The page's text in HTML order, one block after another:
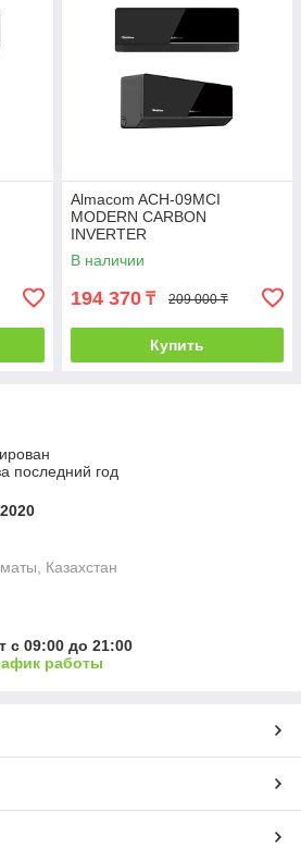
Almacom ACH-09MCI
MODERN CARBON
INVERTER
В наличии
194 370 ₸ 209 000 ₸
Купить
последний год
Казахстан
с 09:00 до 21:00
работы